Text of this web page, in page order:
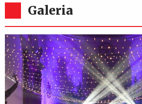
Galeria
XIII Zakroczymskie Kolędowanie